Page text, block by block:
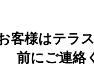
客様はテラ
前にご連絡